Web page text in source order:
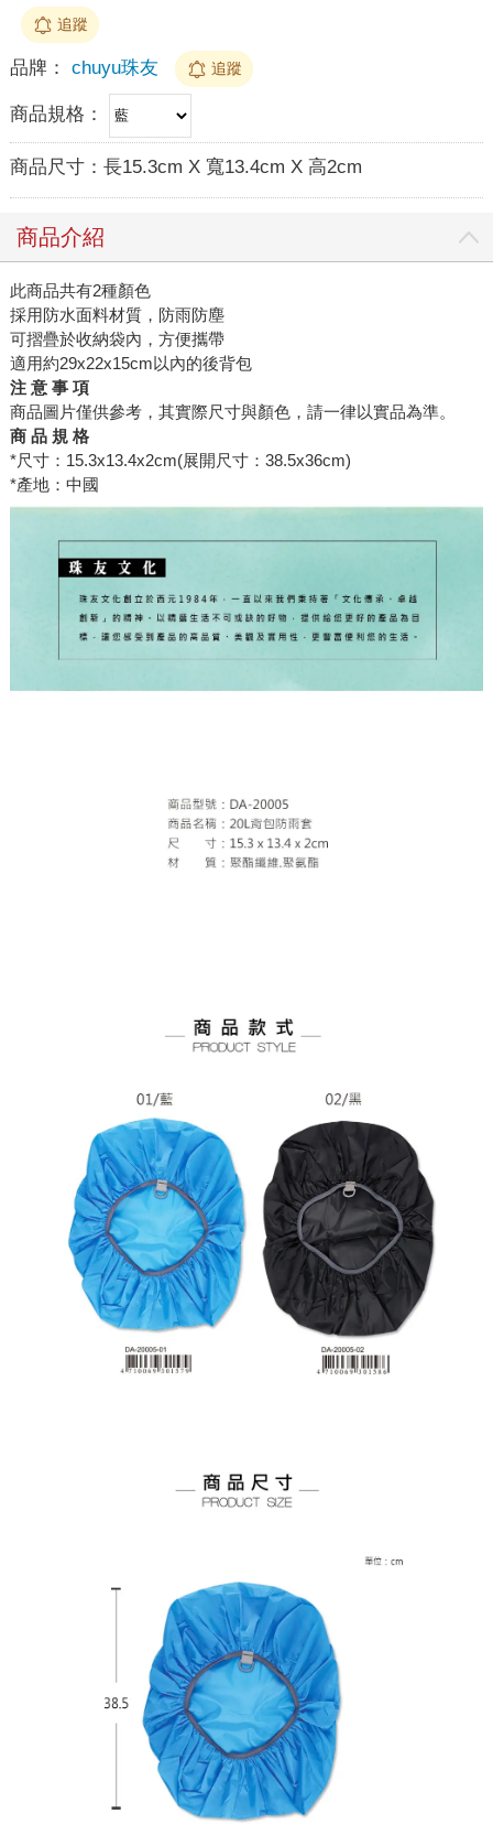
追蹤
品牌： chuyu珠友 追蹤
商品規格：
商品尺寸： 長15.3cm X 寬13.4cm X 高2cm
商品介紹
此商品共有2種顏色
採用防水面料材質，防雨防塵
可摺疊於收納袋內，方便攜帶
適用約29x22x15cm以內的後背包
注 意 事 項
商品圖片僅供參考，其實際尺寸與顏色，請一律以實品為準。
商 品 規 格
*尺寸：15.3x13.4x2cm(展開尺寸：38.5x36cm)
*產地：中國